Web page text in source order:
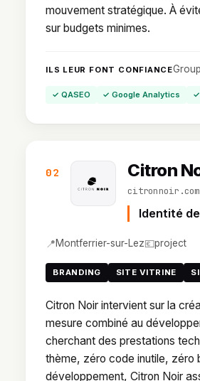
mouvement stratégique. À
sur budgets minimes.
ILS LEUR FONT CONFIANCE
✓ QASEO ✓ Google Analytics
02 Citron
citronnoir.com
Identité
📍Montferrier-sur-Lez💶project
BRANDING SITE VITRINE
Citron Noir intervient sur la
mesure combiné au
cherchant des prestations
thème, zéro code inutile, zéro
développement, Citron Noir